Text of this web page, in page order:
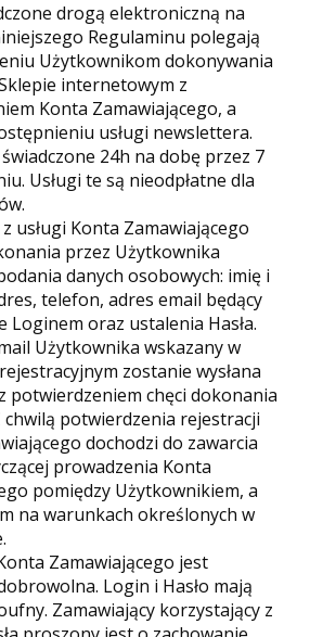
drogą elektroniczną na
Regulaminu polegają
Użytkownikom dokonywania
internetowym z
Konta Zamawiającego, a
usługi newslettera.
świadczone 24h na dobę przez 7
Usługi te są nieodpłatne dla
usługi Konta Zamawiającego
przez Użytkownika
danych osobowych: imię i
telefon, adres email będący
Loginem oraz ustalenia Hasła.
Użytkownika wskazany w
zostanie wysłana
potwierdzeniem chęci dokonania
chwilą potwierdzenia rejestracji
dochodzi do zawarcia
prowadzenia Konta
pomiędzy Użytkownikiem, a
na warunkach określonych w
Zamawiającego jest
Login i Hasło mają
Zamawiający korzystający z